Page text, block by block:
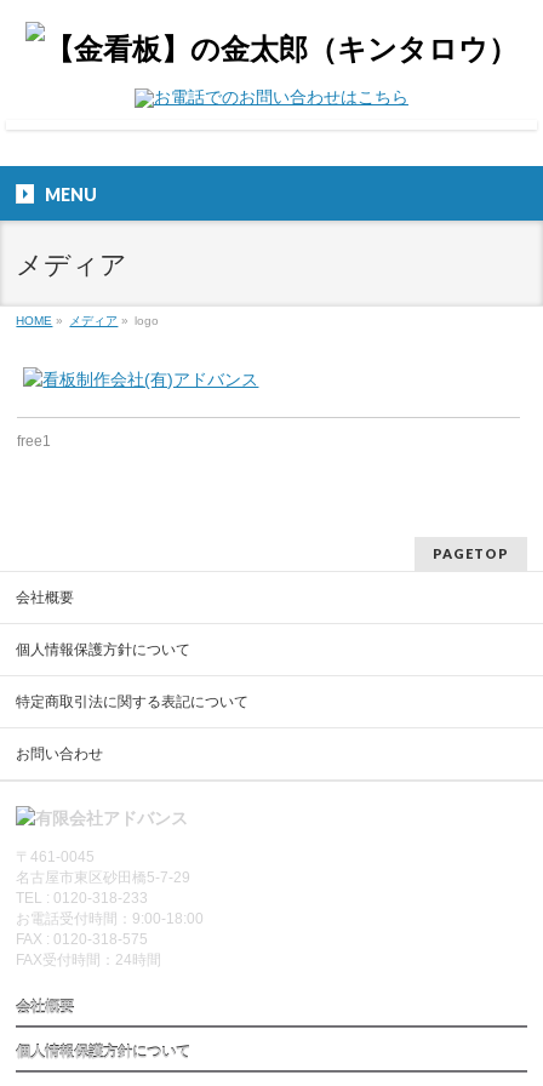
MENU
メディア
HOME » メディア » logo
free1
PAGETOP
会社概要
個人情報保護方針について
特定商取引法に関する表記について
お問い合わせ
〒461-0045
名古屋市東区砂田橋5-7-29
TEL : 0120-318-233
お電話受付時間：9:00-18:00
FAX : 0120-318-575
FAX受付時間：24時間
会社概要
個人情報保護方針について